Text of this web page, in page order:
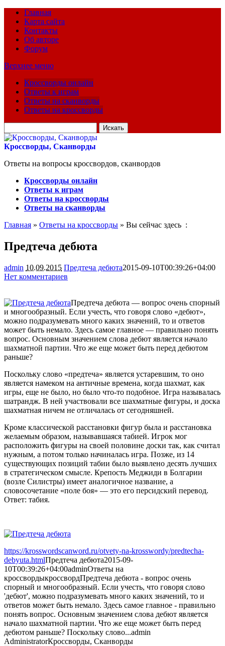
Главная
Карта сайта
Контакты
Об авторе
Форум
Верхнее меню
Кроссворды онлайн
Ответы к играм
Ответы на сканворды
Ответы на кроссворды
для:
Кроссворды, Сканворды
Ответы на вопросы кроссвордов, сканвордов
Кроссворды онлайн
Ответы к играм
Ответы на кроссворды
Ответы на сканворды
Главная » Ответы на кроссворды » Вы сейчас здесь :
Предтеча дебюта
admin 10.09.2015 Предтеча дебюта2015-09-10T00:39:26+04:00
Нет комментариев
Предтеча дебюта — вопрос очень спорный
и многообразный. Если учесть, что говоря слово «дебют»,
можно подразумевать много каких значений, то и ответов
может быть немало. Здесь самое главное — правильно понять
вопрос. Основным значением слова дебют является начало
шахматной партии. Что же еще может быть перед дебютом
раньше?
Поскольку слово «предтеча» является устаревшим, то оно
является намеком на античные времена, когда шахмат, как
игры, еще не было, но было что-то подобное. Игра называлась
шатрандж. В ней участвовали все шахматные фигуры, и доска
шахматная ничем не отличалась от сегодняшней.
Кроме классической расстановки фигур была и расстановка
желаемым образом, называвшаяся табией. Игрок мог
расположить фигуры на своей половине доски так, как считал
нужным, а потом только начиналась игра. Позже, из 14
существующих позиций табии было выявлено десять лучших
в стратегическом смысле. Крепость Меджиди в Болгарии
(возле Силистры) имеет аналогичное название, а
словосочетание «поле боя» — это его персидский перевод.
Ответ: табия.
https://krosswordscanword.ru/otvety-na-krosswordy/predtecha-
debyuta.htmlПредтеча дебюта2015-09-
10T00:39:26+04:00adminОтветы на
кроссвордыкроссвордПредтеча дебюта - вопрос очень
спорный и многообразный. Если учесть, что говоря слово
'дебют', можно подразумевать много каких значений, то и
ответов может быть немало. Здесь самое главное - правильно
понять вопрос. Основным значением слова дебют является
начало шахматной партии. Что же еще может быть перед
дебютом раньше? Поскольку слово...admin
AdministratorКроссворды, Сканворды